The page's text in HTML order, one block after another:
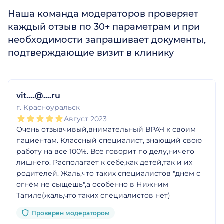
Наша команда модераторов проверяет
каждый отзыв по 30+ параметрам и при
необходимости запрашивает документы,
подтверждающие визит в клинику
vit....@....ru
г. Красноуральск
Август 2023
Очень отзывчивый,внимательный ВРАЧ к своим
пациентам. Классный специалист, знающий свою
работу на все 100%. Всё говорит по делу,ничего
лишнего. Располагает к себе,как детей,так и их
родителей. Жаль,что таких специалистов "днём с
огнём не сыщешь",а особенно в Нижним
Тагиле(жаль,что таких специалистов нет)
Проверен модератором